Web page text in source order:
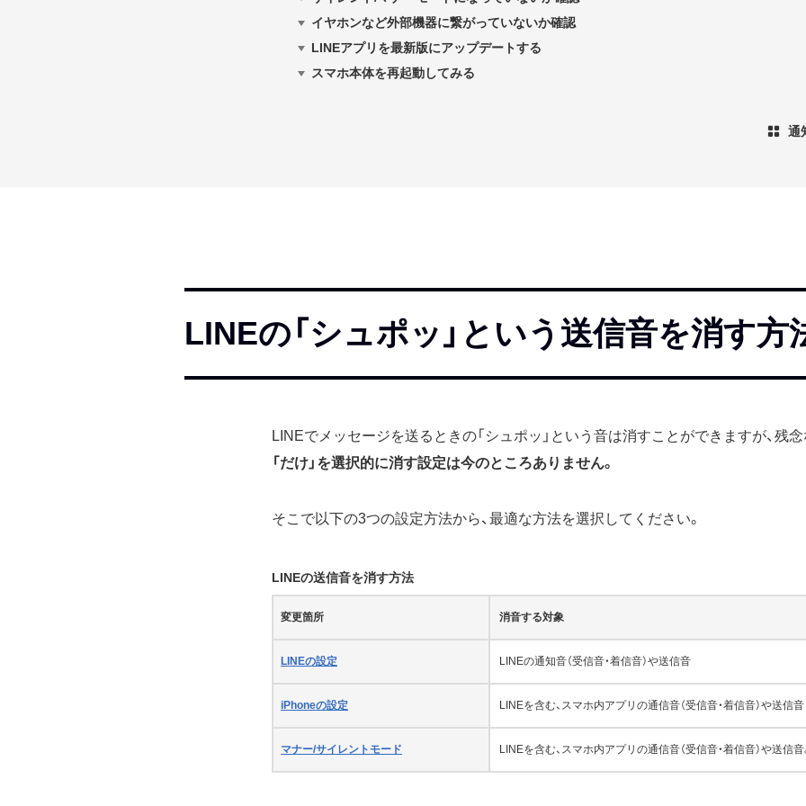
イヤホンなど外部機器に繋がっていないか確認
LINEアプリを最新版にアップデートする
スマホ本体を再起動してみる
通
LINEの「シュポッ」という送信音を消す方
LINEでメッセージを送るときの「シュポッ」という音は消すことができますが、残
「だけ」を選択的に消す設定は今のところありません。
そこで以下の3つの設定方法から、最適な方法を選択してください。
LINEの送信音を消す方法
変更箇所 消音する対象
LINEの設定 LINEの通知音（受信音・着信音）や送信音
iPhoneの設定 LINEを含む、スマホ内アプリの通信音（受信音・着信音）や送信音
マナー/サイレントモード LINEを含む、スマホ内アプリの通信音（受信音・着信音）や送信